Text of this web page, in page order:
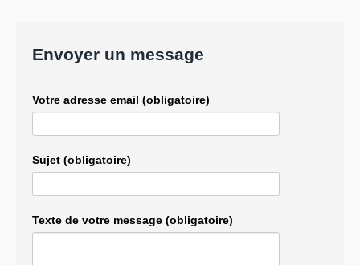
Envoyer un message
Votre adresse email (obligatoire)
Sujet (obligatoire)
Texte de votre message (obligatoire)